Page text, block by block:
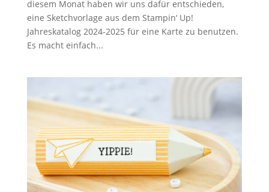
diesem Monat haben wir uns dafür entschieden,
eine Sketchvorlage aus dem Stampin‘ Up!
Jahreskatalog 2024-2025 für eine Karte zu benutzen.
Es macht einfach...